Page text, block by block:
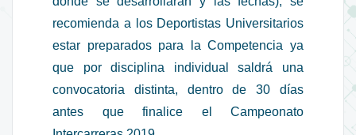
recomienda a los Deportistas Universitarios
estar preparados para la Competencia ya
que por disciplina individual saldrá una
convocatoria distinta, dentro de 30 días
antes que finalice el Campeonato